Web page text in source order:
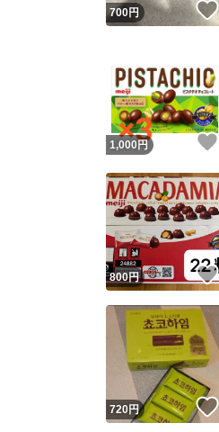
700円
1,000 円
800円
720円